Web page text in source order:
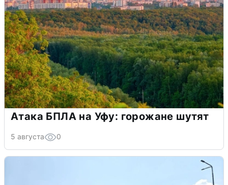
Атака БПЛА на Уфу: горожане шутят
5 августа 0